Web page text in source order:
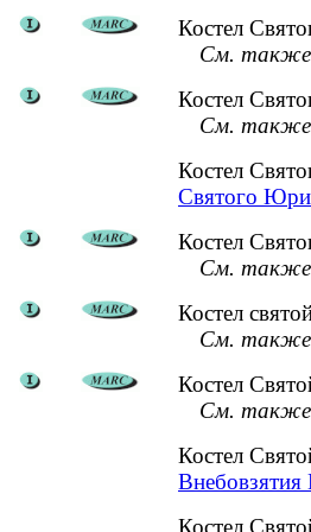
Костел
См. также
Костел
См. также
Костел
Святого
Костел
См. также
Костел
См. также
Костел
См. также
Костел